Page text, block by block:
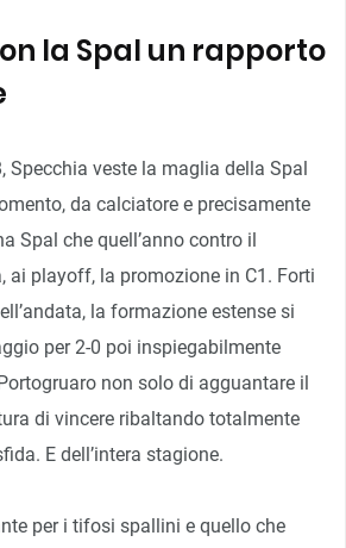
la Spal un rapporto
Specchia veste la maglia della Spal
da calciatore e precisamente
Spal che quell’anno contro il
ai playoff, la promozione in C1. Forti
la formazione estense si
per 2-0 poi inspiegabilmente
non solo di agguantare il
di vincere ribaltando totalmente
E dell’intera stagione.
per i tifosi spallini e quello che